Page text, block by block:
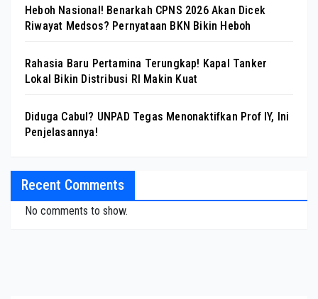
Heboh Nasional! Benarkah CPNS 2026 Akan Dicek
Riwayat Medsos? Pernyataan BKN Bikin Heboh
Rahasia Baru Pertamina Terungkap! Kapal Tanker
Lokal Bikin Distribusi RI Makin Kuat
Diduga Cabul? UNPAD Tegas Menonaktifkan Prof IY, Ini
Penjelasannya!
Recent Comments
No comments to show.